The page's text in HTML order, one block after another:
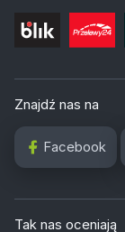
Znajdź nas na
Facebook
Tak nas oceniają